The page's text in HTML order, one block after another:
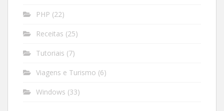
PHP (22)
Receitas (25)
Tutoriais (7)
Viagens e Turismo (6)
Windows (33)